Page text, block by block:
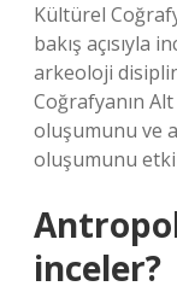
Kültürel
bakış açısıyla
arkeoloji
Coğrafyanın
oluşumunu ve
oluşumunu
inceler?